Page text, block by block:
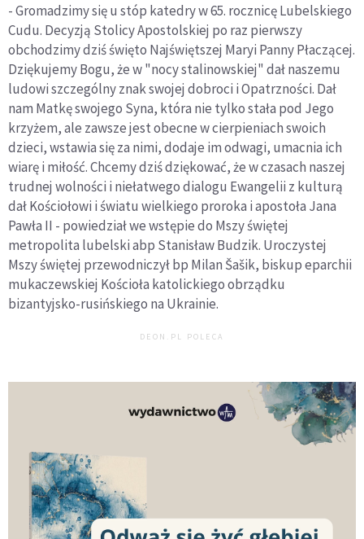
- Gromadzimy się u stóp katedry w 65. rocznicę Lubelskiego
Cudu. Decyzją Stolicy Apostolskiej po raz pierwszy
obchodzimy dziś święto Najświętszej Maryi Panny Płaczącej.
Dziękujemy Bogu, że w "nocy stalinowskiej" dał naszemu
ludowi szczególny znak swojej dobroci i Opatrzności. Dał
nam Matkę swojego Syna, która nie tylko stała pod Jego
krzyżem, ale zawsze jest obecne w cierpieniach swoich
dzieci, wstawia się za nimi, dodaje im odwagi, umacnia ich
wiarę i miłość. Chcemy dziś dziękować, że w czasach naszej
trudnej wolności i niełatwego dialogu Ewangelii z kulturą
dał Kościołowi i światu wielkiego proroka i apostoła Jana
Pawła II - powiedział we wstępie do Mszy świętej
metropolita lubelski abp Stanisław Budzik. Uroczystej
Mszy świętej przewodniczył bp Milan Šašik, biskup eparchii
mukaczewskiej Kościoła katolickiego obrządku
bizantyjsko-rusińskiego na Ukrainie.
DEON.PL POLECA